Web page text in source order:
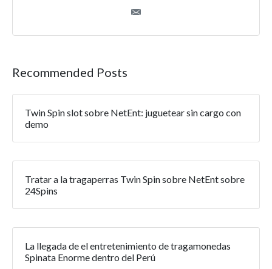
Recommended Posts
Twin Spin slot sobre NetEnt: juguetear sin cargo con
demo
Tratar a la tragaperras Twin Spin sobre NetEnt sobre
24Spins
La llegada de el entretenimiento de tragamonedas
Spinata Enorme dentro del Perú